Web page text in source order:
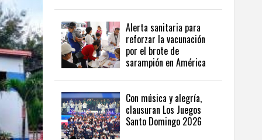
Alerta sanitaria para
reforzar la vacunación
por el brote de
sarampión en América
Con música y alegría,
clausuran Los Juegos
Santo Domingo 2026